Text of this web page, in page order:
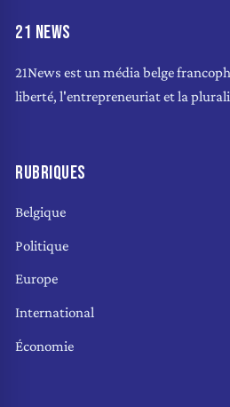
21 NEWS
21News est un média belge
liberté, l'entrepreneuriat et la
RUBRIQUES
Belgique
Politique
Europe
International
Économie